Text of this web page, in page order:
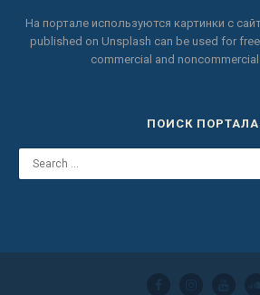
На портале используются картинки с
published on Unsplash can be used for
commercial and
ПОИСК ПОРТАЛА